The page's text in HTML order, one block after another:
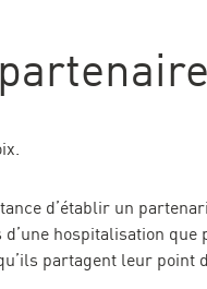
d’établir un
hospitalisation
partagent leur point